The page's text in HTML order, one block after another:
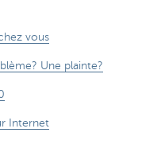
vous
Une plainte?
Internet